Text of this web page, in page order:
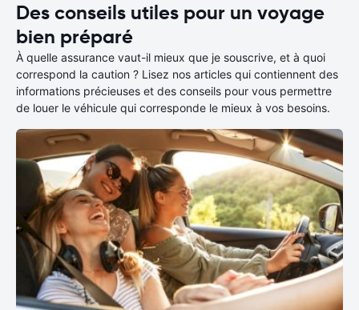
Des conseils utiles pour un voyage
bien préparé
À quelle assurance vaut-il mieux que je souscrive, et à quoi
correspond la caution ? Lisez nos articles qui contiennent des
informations précieuses et des conseils pour vous permettre
de louer le véhicule qui corresponde le mieux à vos besoins.